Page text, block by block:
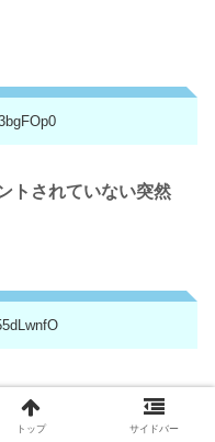
トされていない突然
トップ サイドバー